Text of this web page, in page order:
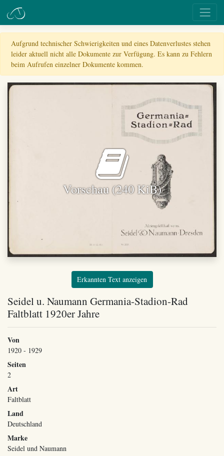
Aufgrund technischer Schwierigkeiten und eines Datenverlustes stehen
leider aktuell nicht alle Dokumente zur Verfügung. Es kann zu Fehlern
beim Aufrufen einzelner Dokumente kommen.
Vorschau (240 KiB)
Erkannten Text anzeigen
Seidel u. Naumann Germania-Stadion-Rad
Faltblatt 1920er Jahre
Von
1920 - 1929
Seiten
2
Art
Faltblatt
Land
Deutschland
Marke
Seidel und Naumann